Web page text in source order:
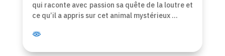
qui raconte avec passion sa quête de la loutre et
ce qu’il a appris sur cet animal mystérieux …